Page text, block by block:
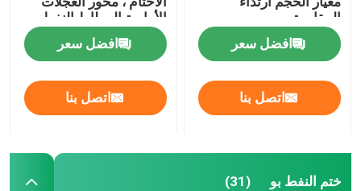
المقاومة
افضل سعر
اتصل بنا
الأمامية المطاط النفط
ختم موتور سيارة تحمل
افضل سعر
اتصل بنا
ختم النفط بو (31)